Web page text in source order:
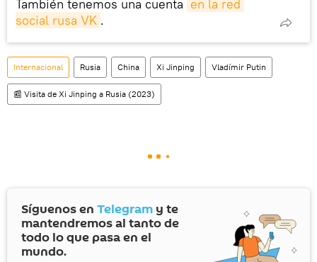
También tenemos una cuenta en la red
social rusa VK .
Internacional Rusia China Xi Jinping Vladímir Putin
📰 Visita de Xi Jinping a Rusia (2023)
Síguenos en Telegram y te
mantendremos al tanto de
todo lo que pasa en el
mundo.